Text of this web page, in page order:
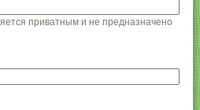
приватным и не предназначено